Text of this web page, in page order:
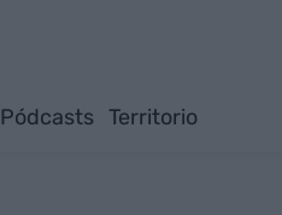
Pódcasts Territorio